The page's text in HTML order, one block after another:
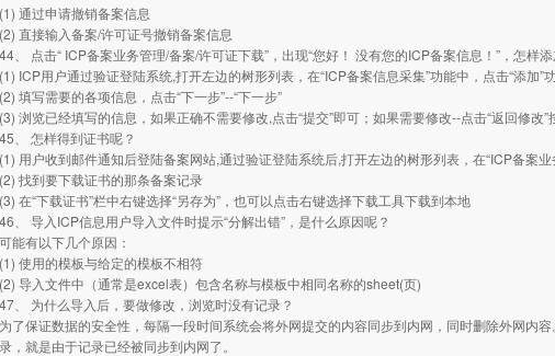
(1) 通过申请撤销备案信息
(2) 直接输入备案/许可证号撤销备案信息
44、 点击“ ICP备案业务管理/备案/许可证下载”，出现“您好！ 没有您的ICP备案信息！”，怎样
(1) ICP用户通过验证登陆系统,打开左边的树形列表，在“ICP备案信息采集”功能中，点击“添加”
(2) 填写需要的各项信息，点击“下一步”--“下一步”
(3) 浏览已经填写的信息，如果正确不需要修改,点击“提交”即可；如果需要修改--点击“返回修改
45、 怎样得到证书呢？
(1) 用户收到邮件通知后登陆备案网站,通过验证登陆系统后,打开左边的树形列表，在“ICP备案业
(2) 找到要下载证书的那条备案记录
(3) 在“下载证书”栏中右键选择“另存为”，也可以点击右键选择下载工具下载到本地
46、 导入ICP信息用户导入文件时提示“分解出错”，是什么原因呢？
可能有以下几个原因：
(1) 使用的模板与给定的模板不相符
(2) 导入文件中（通常是excel表）包含名称与模板中相同名称的sheet(页)
47、 为什么导入后，要做修改，浏览时没有记录？
为了保证数据的安全性，每隔一段时间系统会将外网提交的内容同步到内网，同时删除外网内
录，就是由于记录已经被同步到内网了。